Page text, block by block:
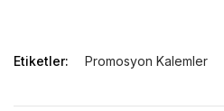
Etiketler: Promosyon Kalemler